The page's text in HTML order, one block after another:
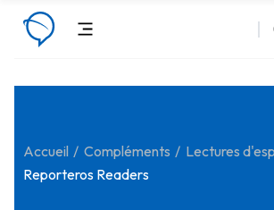
Accueil Compléments
Lectures
Reporteros Readers